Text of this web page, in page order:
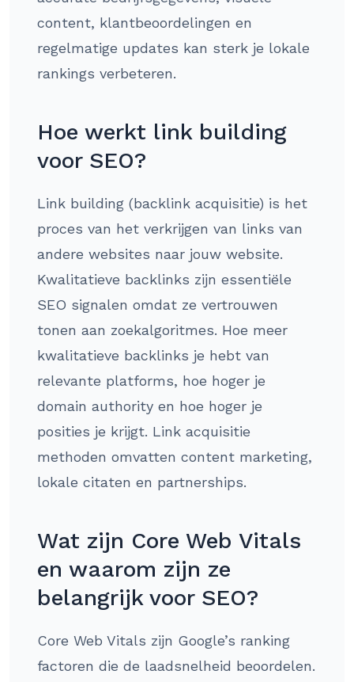
content, klantbeoordelingen en
regelmatige updates kan sterk je lokale
rankings verbeteren.
Hoe werkt link building
voor SEO?
Link building (backlink acquisitie) is het
proces van het verkrijgen van links van
andere websites naar jouw website.
Kwalitatieve backlinks zijn essentiële
SEO signalen omdat ze vertrouwen
tonen aan zoekalgoritmes. Hoe meer
kwalitatieve backlinks je hebt van
relevante platforms, hoe hoger je
domain authority en hoe hoger je
posities je krijgt. Link acquisitie
methoden omvatten content marketing,
lokale citaten en partnerships.
Wat zijn Core Web Vitals
en waarom zijn ze
belangrijk voor SEO?
Core Web Vitals zijn Google’s ranking
factoren die de laadsnelheid beoordelen.